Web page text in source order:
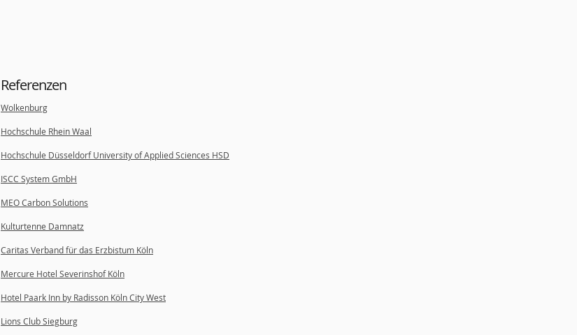
Referenzen
Wolkenburg
Hochschule Rhein Waal
Hochschule Düsseldorf University of Applied Sciences HSD
ISCC System GmbH
MEO Carbon Solutions
Kulturtenne Damnatz
Caritas Verband für das Erzbistum Köln
Mercure Hotel Severinshof Köln
Hotel Paark Inn by Radisson Köln City West
Lions Club Siegburg